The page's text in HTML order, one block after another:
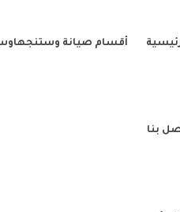
أقسام صيانة
بنا